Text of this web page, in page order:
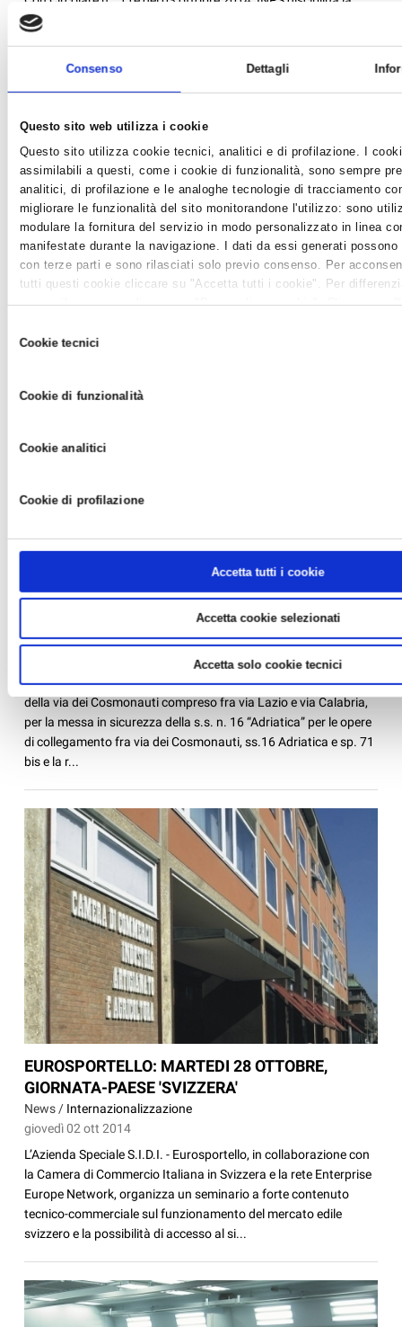
Consenso Dettagli
Questo sito web utilizza i cookie
Questo sito utilizza cookie tecnici, analitici e di profilazione. I
assimilabili a questi, come i cookie di funzionalità, sono sempre
analitici, di profilazione e le analoghe tecnologie di tracciamento
migliorare le funzionalità del sito monitorandone l'utilizzo: sono
modulare la fornitura del servizio in modo personalizzato in linea
manifestate durante la navigazione. I dati da essi generati
con terze parti e sono rilasciati solo previo consenso. Per
tutti questi cookie cliccare su "Accetta tutti i cookie". Per
negare il consenso cliccare su "Personalizza cookie". Cliccare su
della navigazione in assenza di cookie o altri strumenti di
delCookie tecnici
Cookie di funzionalità
Cookie analitici
Cookie di profilazione
Accetta tutti i cookie
Accetta cookie selezionati
Accetta solo cookie tecnici
possibilità di richiedere un incentivo a fronte di assuznioni
riassumomo le condizioni per averne diritto: · ...
Consulenza del Lavoro, Amministrazione del Personale e Libri
pagamento F24 - tirocinanti mino...
CERVIA: chiusura temporanea dl un tratto della
News /Varie
Da lunedì 6 ottobre 2014 per circa otto mesi sarà chiuso il tratto
della via dei Cosmonauti compreso fra via Lazio e via Calabria,
per la messa in sicurezza della s.s. n. 16 “Adriatica” per le opere
di collegamento fra via dei Cosmonauti, ss.16 Adriatica e sp. 71
bis e la r...
EUROSPORTELLO: MARTEDI 28 OTTOBRE,
GIORNATA-PAESE 'SVIZZERA'
News / Internazionalizzazione
giovedì 02 ott 2014
L’Azienda Speciale S.I.D.I. - Eurosportello, in collaborazione con
la Camera di Commercio Italiana in Svizzera e la rete Enterprise
Europe Network, organizza un seminario a forte contenuto
tecnico-commerciale sul funzionamento del mercato edile
svizzero e la possibilità di accesso al si...